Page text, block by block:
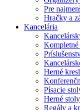
Pre
Hračky a
Kancelária
Kompletné
Herné
Písacie
Herné stoly
Regály a